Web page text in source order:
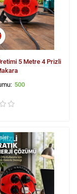
5 Metre 4 Prizli
500